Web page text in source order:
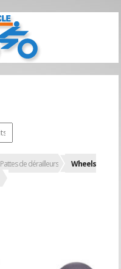
Pattes de dérailleurs
Wheels